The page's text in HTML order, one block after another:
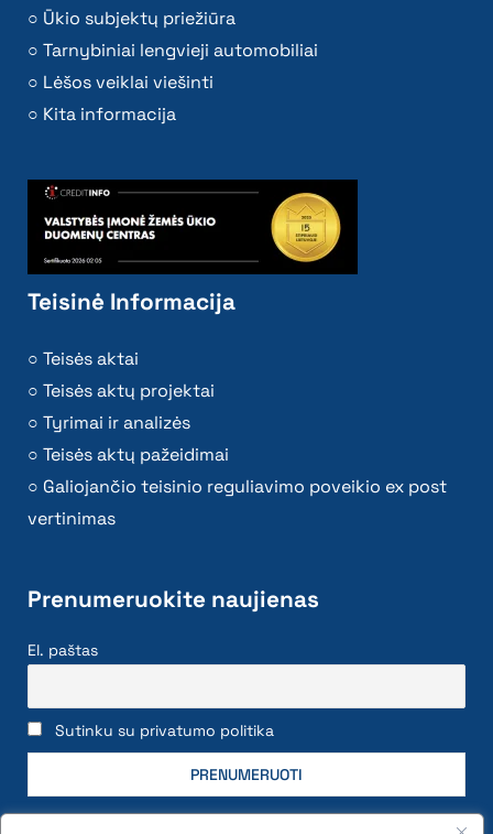
Ūkio subjektų priežiūra
Tarnybiniai lengvieji automobiliai
Lėšos veiklai viešinti
Kita informacija
Teisinė Informacija
Teisės aktai
Teisės aktų projektai
Tyrimai ir analizės
Teisės aktų pažeidimai
Galiojančio teisinio reguliavimo poveikio ex post
vertinimas
Prenumeruokite naujienas
El. paštas
Sutinku su privatumo politika